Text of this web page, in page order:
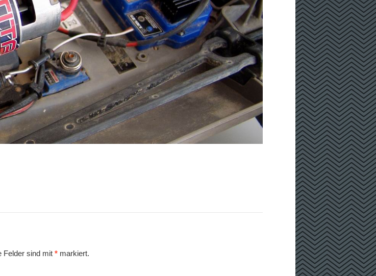
Felder sind mit * markiert.